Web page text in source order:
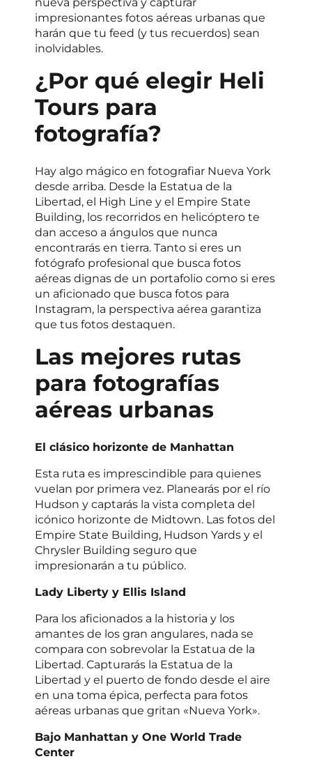
impresionantes fotos aéreas urbanas que
harán que tu feed (y tus recuerdos) sean
inolvidables.
¿Por qué elegir Heli
Tours para
fotografía?
Hay algo mágico en fotografiar Nueva York
desde arriba. Desde la Estatua de la
Libertad, el High Line y el Empire State
Building, los recorridos en helicóptero te
dan acceso a ángulos que nunca
encontrarás en tierra. Tanto si eres un
fotógrafo profesional que busca fotos
aéreas dignas de un portafolio como si eres
un aficionado que busca fotos para
Instagram, la perspectiva aérea garantiza
que tus fotos destaquen.
Las mejores rutas
para fotografías
aéreas urbanas
El clásico horizonte de Manhattan
Esta ruta es imprescindible para quienes
vuelan por primera vez. Planearás por el río
Hudson y captarás la vista completa del
icónico horizonte de Midtown. Las fotos del
Empire State Building, Hudson Yards y el
Chrysler Building seguro que
impresionarán a tu público.
Lady Liberty y Ellis Island
Para los aficionados a la historia y los
amantes de los gran angulares, nada se
compara con sobrevolar la Estatua de la
Libertad. Capturarás la Estatua de la
Libertad y el puerto de fondo desde el aire
en una toma épica, perfecta para fotos
aéreas urbanas que gritan «Nueva York».
Bajo Manhattan y One World Trade
Center